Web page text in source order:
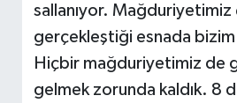
sallanıyor. Mağduriyetimiz
gerçekleştiği esnada bizim
Hiçbir mağduriyetimiz de
gelmek zorunda kaldık. 8